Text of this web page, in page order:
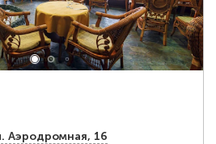
Аэродромная, 16